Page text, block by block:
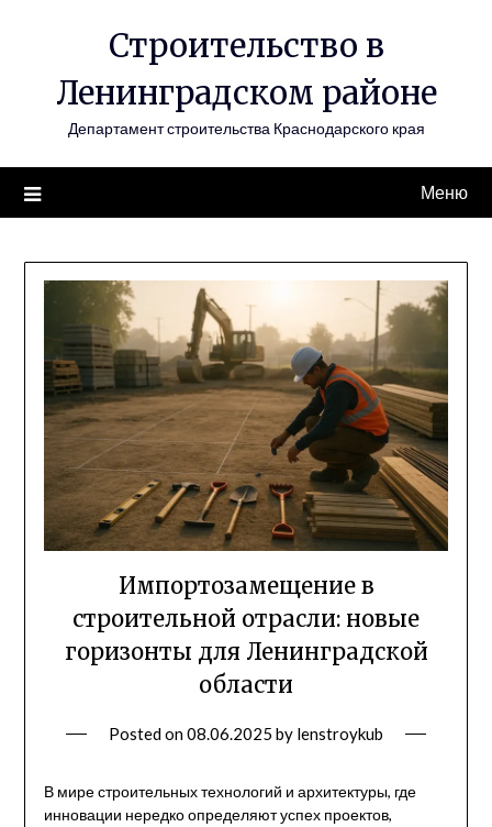
Строительство в
Ленинградском районе
Департамент строительства Краснодарского края
Меню
Импортозамещение в
строительной отрасли: новые
горизонты для Ленинградской
области
Posted on08.06.2025 by lenstroykub
В мире строительных технологий и архитектуры, где
инновации нередко определяют успех проектов,